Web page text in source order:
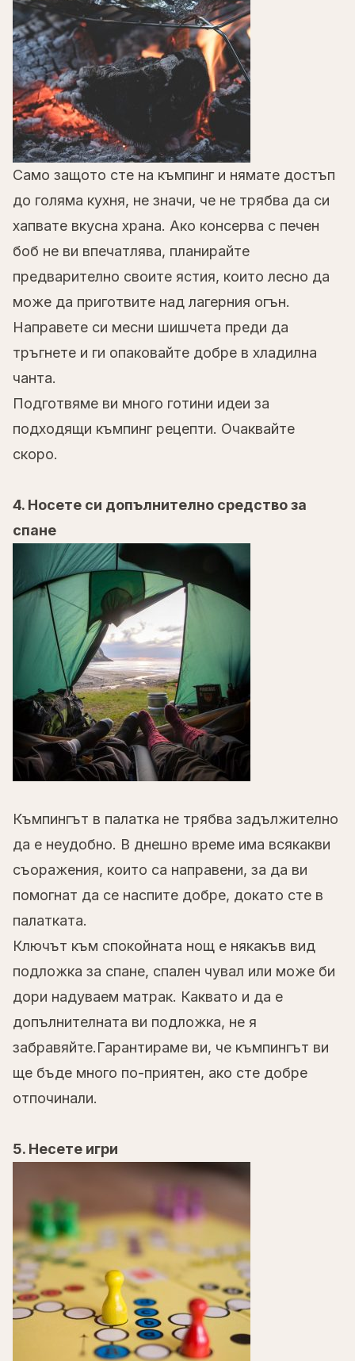
Само защото сте на къмпинг и нямате достъп
до голяма кухня, не значи, че не трябва да си
хапвате вкусна храна. Ако консерва с печен
боб не ви впечатлява, планирайте
предварително своите ястия, които лесно да
може да приготвите над лагерния огън.
Направете си месни шишчета преди да
тръгнете и ги опаковайте добре в хладилна
чанта.
Подготвяме ви много готини идеи за
подходящи къмпинг рецепти. Очаквайте
скоро.
4. Носете си допълнително средство за
спане
Къмпингът в палатка не трябва задължително
да е неудобно. В днешно време има всякакви
съоражения, които са направени, за да ви
помогнат да се наспите добре, докато сте в
палатката.
Ключът към спокойната нощ е някакъв вид
подложка за спане, спален чувал или може би
дори надуваем матрак. Каквато и да е
допълнителната ви подложка, не я
забравяйте.Гарантираме ви, че къмпингът ви
ще бъде много по-приятен, ако сте добре
отпочинали.
5. Несете игри